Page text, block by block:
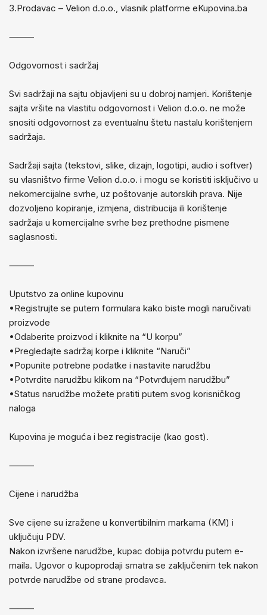
3.Prodavac – Velion d.o.o., vlasnik platforme eKupovina.ba
⸻
Odgovornost i sadržaj
Svi sadržaji na sajtu objavljeni su u dobroj namjeri. Korištenje
sajta vršite na vlastitu odgovornost i Velion d.o.o. ne može
snositi odgovornost za eventualnu štetu nastalu korištenjem
sadržaja.
Sadržaji sajta (tekstovi, slike, dizajn, logotipi, audio i softver)
su vlasništvo firme Velion d.o.o. i mogu se koristiti isključivo u
nekomercijalne svrhe, uz poštovanje autorskih prava. Nije
dozvoljeno kopiranje, izmjena, distribucija ili korištenje
sadržaja u komercijalne svrhe bez prethodne pismene
saglasnosti.
⸻
Uputstvo za online kupovinu
•Registrujte se putem formulara kako biste mogli naručivati
proizvode
•Odaberite proizvod i kliknite na “U korpu”
•Pregledajte sadržaj korpe i kliknite “Naruči”
•Popunite potrebne podatke i nastavite narudžbu
•Potvrdite narudžbu klikom na “Potvrđujem narudžbu”
•Status narudžbe možete pratiti putem svog korisničkog
naloga
Kupovina je moguća i bez registracije (kao gost).
⸻
Cijene i narudžba
Sve cijene su izražene u konvertibilnim markama (KM) i
uključuju PDV.
Nakon izvršene narudžbe, kupac dobija potvrdu putem e-
maila. Ugovor o kupoprodaji smatra se zaključenim tek nakon
potvrde narudžbe od strane prodavca.
⸻